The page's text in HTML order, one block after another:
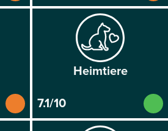
Heim­tiere
7.1/10